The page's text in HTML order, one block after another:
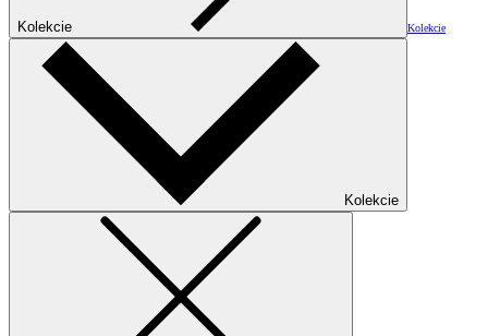
Kolekcie Kolekcie
Kolekcie